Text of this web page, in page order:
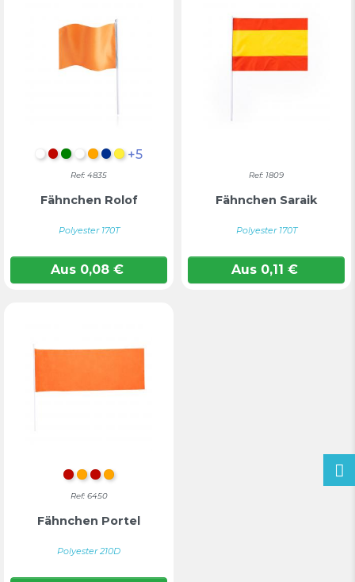
WEIß
RotGrün
Weiß
Orange
BlauGELB
+5
Ref: 4835
Fähnchen Rolof
Polyester 170T
Aus0,08 €
Ref: 1809
Fähnchen Saraik
Polyester 170T
Aus0,11 €
RotOrange
ROTORANGE
Ref: 6450
Fähnchen Portel
Polyester 210D